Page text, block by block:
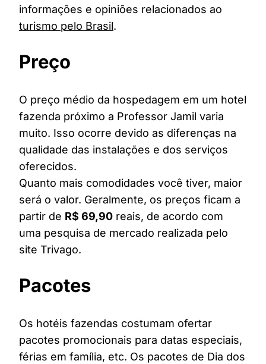
informações e opiniões relacionados ao
turismo pelo Brasil.
Preço
O preço médio da hospedagem em um hotel
fazenda próximo a Professor Jamil varia
muito. Isso ocorre devido as diferenças na
qualidade das instalações e dos serviços
oferecidos.
Quanto mais comodidades você tiver, maior
será o valor. Geralmente, os preços ficam a
partir de R$ 69,90 reais, de acordo com
uma pesquisa de mercado realizada pelo
site Trivago.
Pacotes
Os hotéis fazendas costumam ofertar
pacotes promocionais para datas especiais,
férias em família, etc. Os pacotes de Dia dos